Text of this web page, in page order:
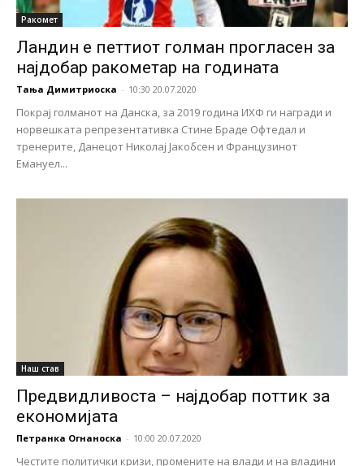
Ракомет
Ландин е петтиот голман прогласен за
најдобар ракометар на годината
Тања Димитриоска - 10:30 20.07.2020
Покрај голманот на Данска, за 2019 година ИХФ ги награди и
норвешката репрезентативка Стине Браде Офтедал и
тренерите, Данецот Николај Јакобсен и Французинот
Емануел...
Наш став
Предвидливоста – најдобар поттик за
економијата
Петранка Огнаноска - 10:00 20.07.2020
Честите политички кризи, промените на влади и на владини